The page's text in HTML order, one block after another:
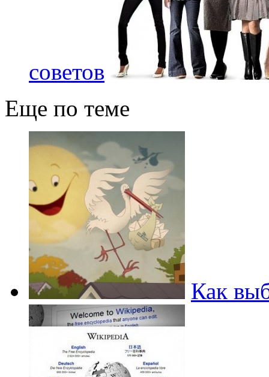
советов
Еще по теме
Как